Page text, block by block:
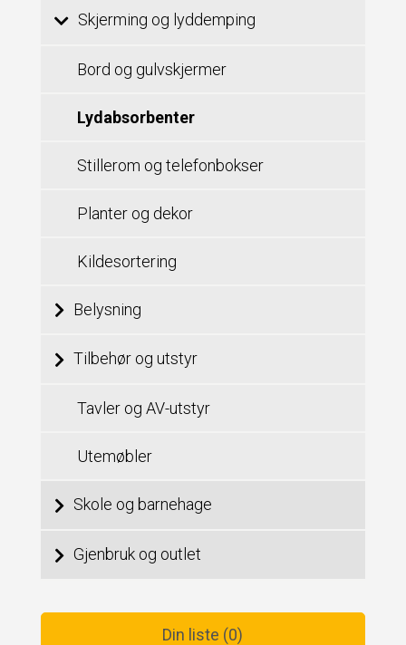
Skjerming og lyddemping
Bord og gulvskjermer
Lydabsorbenter
Stillerom og telefonbokser
Planter og dekor
Kildesortering
Belysning
Tilbehør og utstyr
Tavler og AV-utstyr
Utemøbler
Skole og barnehage
Gjenbruk og outlet
Din liste (0)